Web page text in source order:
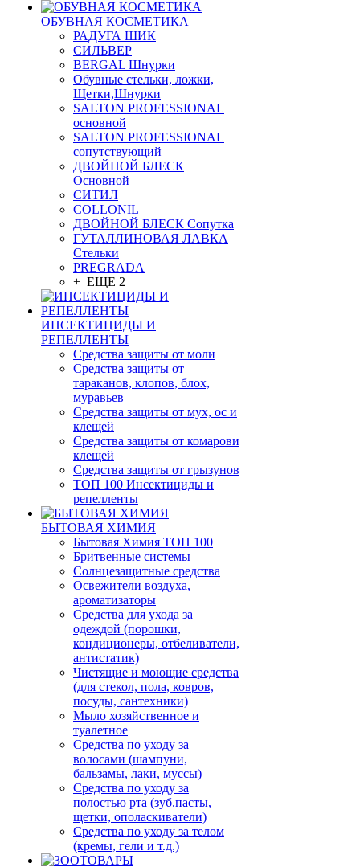
ОБУВНАЯ КОСМЕТИКА
РАДУГА ШИК
СИЛЬВЕР
BERGAL Шнурки
Обувные стельки, ложки,
Щетки,Шнурки
SALTON PROFESSIONAL
основной
SALTON PROFESSIONAL
сопутствующий
ДВОЙНОЙ БЛЕСК
Основной
СИТИЛ
COLLONIL
ДВОЙНОЙ БЛЕСК Сопутка
ГУТАЛЛИНОВАЯ ЛАВКА
Стельки
PREGRADA
+ ЕЩЕ 2
ИНСЕКТИЦИДЫ И
РЕПЕЛЛЕНТЫ
Средства защиты от моли
Средства защиты от
тараканов, клопов, блох,
муравьев
Средства защиты от мух, ос и
клещей
Средства защиты от комарови
клещей
Средства защиты от грызунов
ТОП 100 Инсектициды и
репелленты
БЫТОВАЯ ХИМИЯ
Бытовая Химия ТОП 100
Бритвенные системы
Солнцезащитные средства
Освежители воздуха,
ароматизаторы
Средства для ухода за
одеждой (порошки,
кондиционеры, отбеливатели,
антистатик)
Чистящие и моющие средства
(для стекол, пола, ковров,
посуды, сантехники)
Мыло хозяйственное и
туалетное
Средства по уходу за
волосами (шампуни,
бальзамы, лаки, муссы)
Средства по уходу за
полостью рта (зуб.пасты,
щетки, ополаскиватели)
Средства по уходу за телом
(кремы, гели и т.д.)